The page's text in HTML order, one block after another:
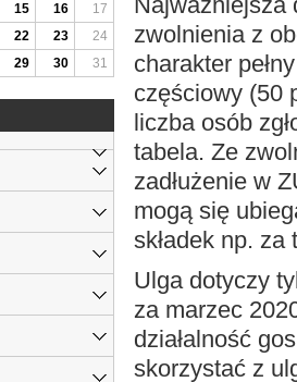
zwolnienia z
charakter
częściowy (50
liczba osób
tabela. Ze
zadłużenie w
mogą się
składek np.
Ulga dotyczy
za marzec
działalność
skorzystać z
15 16
17
22 23
24
29 30 31